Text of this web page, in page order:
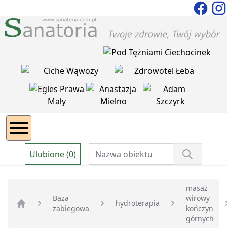
Ulubione (0)
Strona główna
Baza
zabiegowa
hydroterapia
masaż
wirowy
kończyn
górnych